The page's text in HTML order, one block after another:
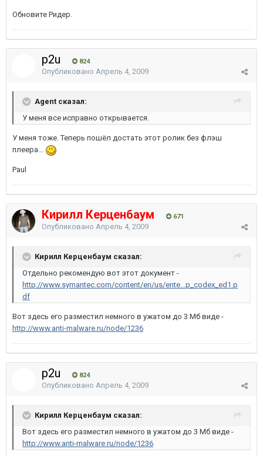
Обновите Ридер.
p2u 824
Опубликовано Апрель 4, 2009
Agent сказал:
У меня все исправно открывается.
У меня тоже. Теперь пошёл достать этот ролик без флэш
плеера...
Paul
Кирилл Керценбаум 671
Опубликовано Апрель 4, 2009
Кирилл Керценбаум сказал:
Отдельно рекомендую вот этот документ -
http://www.symantec.com/content/en/us/ente...p_codex_ed1.p
df
Вот здесь его разместил немного в ужатом до 3 Мб виде -
http://www.anti-malware.ru/node/1236
p2u 824
Опубликовано Апрель 4, 2009
Кирилл Керценбаум сказал:
Вот здесь его разместил немного в ужатом до 3 Мб виде -
http://www.anti-malware.ru/node/1236